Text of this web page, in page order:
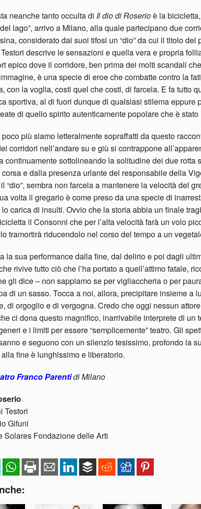
neanche tanto occulta di Il diodi Roserioè la
lago”, arrivo a Milano, alla quale partecipano due
considerato dai suoi tifosi un “dio” da cui il titolo
descrive le sensazioni e quella vera e propria
epico dove il corridore, ben prima dei molti scandali
è una specie di eroe che combatte contro la
con la voglia, costi quel che costi, di farcela. E fa tutto
sportiva, al di fuori dunque di qualsiasi stilema eppure
di quello spirito autenticamente popolare che è
poco più siamo letteralmente sopraffatti da questo
corridori nell’andare su e giù si contrappone
continuamente sottolineando la solitudine dei due rotta
e dalla presenza urlante del responsabile della
“dio”, sembra non farcela a mantenere la velocità del
volta il gregario è come preso da una specie di
lo carica di insulti. Ovvio che la storia abbia un finale
il Consonni che per l’alta velocità farà un volo
tramortirà riducendolo nel corso del tempo a un
la sua performance dalla fine, dal delirio e poi dagli
rivive tutto ciò che l’ha portato a quell’attimo fatale,
gli dice – non sappiamo se per vigliaccheria o per
di un sasso. Tocca a noi, allora, precipitare insieme a
di orgoglio e di vergogna. Credo che oggi nessun
ci dona questo magnifico, inarrivabile interprete di un
e i limiti per essere “semplicemente” teatro. Gli
e seguono con un silenzio tesissimo, profondo la
alla fine è lunghissimo e liberatorio.
Franco Parentidi Milano
Testori
Gifuni
Solares Fondazione delle Arti